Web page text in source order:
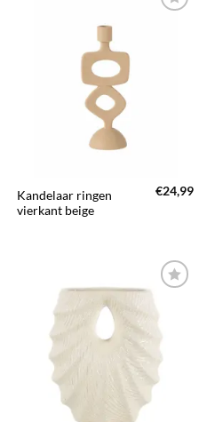
TOEVOEGEN
FAVORIETEN
Kandelaar ringen
vierkant beige
€24,99
TOEVOEGEN
AAN JOUW
FAVORIETEN